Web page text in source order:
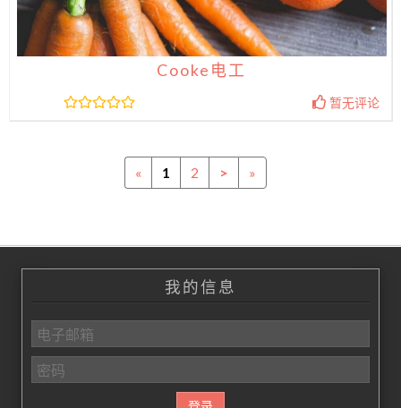
Cooke电工
暂无评论
« 1 2 > »
我的信息